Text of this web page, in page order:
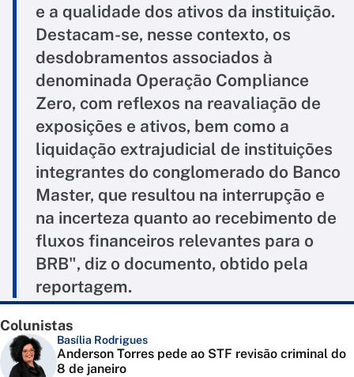
e a qualidade dos ativos da instituição.
Destacam-se, nesse contexto, os
desdobramentos associados à
denominada Operação Compliance
Zero, com reflexos na reavaliação de
exposições e ativos, bem como a
liquidação extrajudicial de instituições
integrantes do conglomerado do Banco
Master, que resultou na interrupção e
na incerteza quanto ao recebimento de
fluxos financeiros relevantes para o
BRB", diz o documento, obtido pela
reportagem.
Colunistas
Basília Rodrigues
Anderson Torres pede ao STF revisão criminal do
8 de janeiro